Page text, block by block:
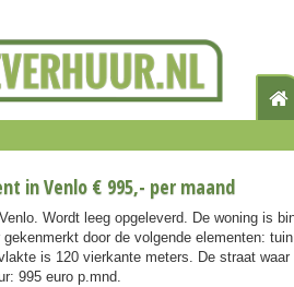
in Venlo € 995,- per maand
Wordt leeg opgeleverd. De woning is
door de volgende elementen:
is 120 vierkante meters. De straat
995 euro p.mnd.